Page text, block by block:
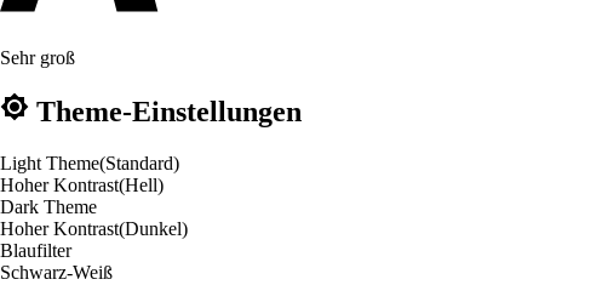
Sehr groß
Theme-Einstellungen
Light Theme(Standard)
Hoher Kontrast(Hell)
Dark Theme
Hoher Kontrast(Dunkel)
Blaufilter
Schwarz-Weiß